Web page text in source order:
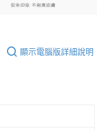
顯示電腦版詳細說明